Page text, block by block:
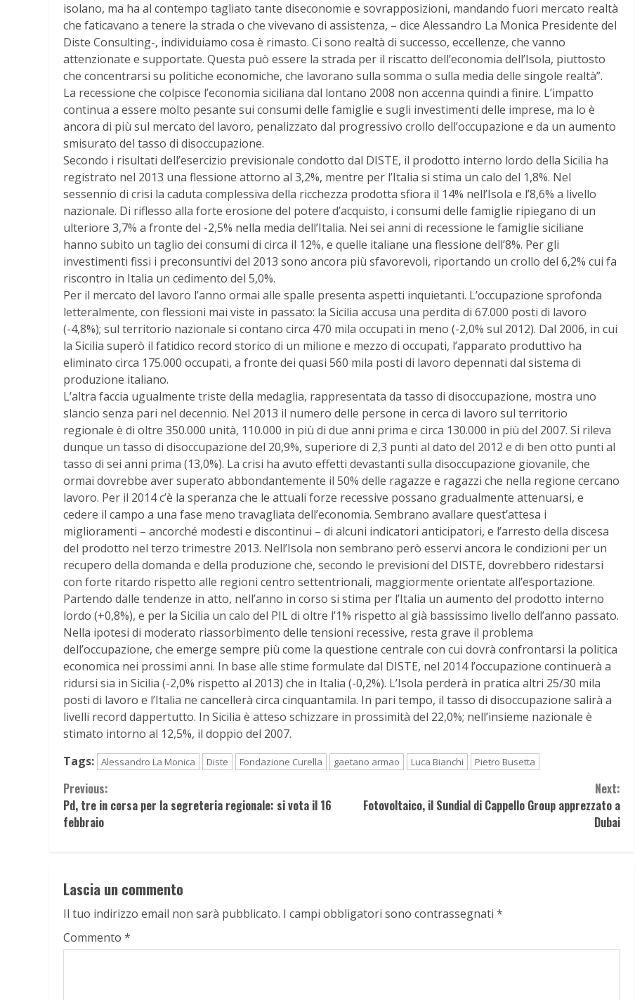
isolano, ma ha al contempo tagliato tante diseconomie e sovrapposizioni, mandando fuori mercato realtà
che faticavano a tenere la strada o che vivevano di assistenza, – dice Alessandro La Monica Presidente del
Diste Consulting-, individuiamo cosa è rimasto. Ci sono realtà di successo, eccellenze, che vanno
attenzionate e supportate. Questa può essere la strada per il riscatto dell’economia dell’Isola, piuttosto
che concentrarsi su politiche economiche, che lavorano sulla somma o sulla media delle singole realtà”.
La recessione che colpisce l’economia siciliana dal lontano 2008 non accenna quindi a finire. L’impatto
continua a essere molto pesante sui consumi delle famiglie e sugli investimenti delle imprese, ma lo è
ancora di più sul mercato del lavoro, penalizzato dal progressivo crollo dell’occupazione e da un aumento
smisurato del tasso di disoccupazione.
Secondo i risultati dell’esercizio previsionale condotto dal DISTE, il prodotto interno lordo della Sicilia ha
registrato nel 2013 una flessione attorno al 3,2%, mentre per l’Italia si stima un calo del 1,8%. Nel
sessennio di crisi la caduta complessiva della ricchezza prodotta sfiora il 14% nell’Isola e l’8,6% a livello
nazionale. Di riflesso alla forte erosione del potere d’acquisto, i consumi delle famiglie ripiegano di un
ulteriore 3,7% a fronte del -2,5% nella media dell’Italia. Nei sei anni di recessione le famiglie siciliane
hanno subito un taglio dei consumi di circa il 12%, e quelle italiane una flessione dell’8%. Per gli
investimenti fissi i preconsuntivi del 2013 sono ancora più sfavorevoli, riportando un crollo del 6,2% cui fa
riscontro in Italia un cedimento del 5,0%.
Per il mercato del lavoro l’anno ormai alle spalle presenta aspetti inquietanti. L’occupazione sprofonda
letteralmente, con flessioni mai viste in passato: la Sicilia accusa una perdita di 67.000 posti di lavoro
(-4,8%); sul territorio nazionale si contano circa 470 mila occupati in meno (-2,0% sul 2012). Dal 2006, in cui
la Sicilia superò il fatidico record storico di un milione e mezzo di occupati, l’apparato produttivo ha
eliminato circa 175.000 occupati, a fronte dei quasi 560 mila posti di lavoro depennati dal sistema di
produzione italiano.
L’altra faccia ugualmente triste della medaglia, rappresentata da tasso di disoccupazione, mostra uno
slancio senza pari nel decennio. Nel 2013 il numero delle persone in cerca di lavoro sul territorio
regionale è di oltre 350.000 unità, 110.000 in più di due anni prima e circa 130.000 in più del 2007. Si rileva
dunque un tasso di disoccupazione del 20,9%, superiore di 2,3 punti al dato del 2012 e di ben otto punti al
tasso di sei anni prima (13,0%). La crisi ha avuto effetti devastanti sulla disoccupazione giovanile, che
ormai dovrebbe aver superato abbondantemente il 50% delle ragazze e ragazzi che nella regione cercano
lavoro. Per il 2014 c’è la speranza che le attuali forze recessive possano gradualmente attenuarsi, e
cedere il campo a una fase meno travagliata dell’economia. Sembrano avallare quest’attesa i
miglioramenti – ancorché modesti e discontinui – di alcuni indicatori anticipatori, e l’arresto della discesa
del prodotto nel terzo trimestre 2013. Nell’Isola non sembrano però esservi ancora le condizioni per un
recupero della domanda e della produzione che, secondo le previsioni del DISTE, dovrebbero ridestarsi
con forte ritardo rispetto alle regioni centro settentrionali, maggiormente orientate all’esportazione.
Partendo dalle tendenze in atto, nell’anno in corso si stima per l’Italia un aumento del prodotto interno
lordo (+0,8%), e per la Sicilia un calo del PIL di oltre l’1% rispetto al già bassissimo livello dell’anno passato.
Nella ipotesi di moderato riassorbimento delle tensioni recessive, resta grave il problema
dell’occupazione, che emerge sempre più come la questione centrale con cui dovrà confrontarsi la politica
economica nei prossimi anni. In base alle stime formulate dal DISTE, nel 2014 l’occupazione continuerà a
ridursi sia in Sicilia (-2,0% rispetto al 2013) che in Italia (-0,2%). L’Isola perderà in pratica altri 25/30 mila
posti di lavoro e l’Italia ne cancellerà circa cinquantamila. In pari tempo, il tasso di disoccupazione salirà a
livelli record dappertutto. In Sicilia è atteso schizzare in prossimità del 22,0%; nell’insieme nazionale è
stimato intorno al 12,5%, il doppio del 2007.
Tags: Alessandro La Monica Diste Fondazione Curella gaetano armao Luca Bianchi Pietro Busetta
Continue
Reading
Previous:
Pd, tre in corsa per la segreteria regionale: si vota il 16
febbraio
Next:
Fotovoltaico, il Sundial di Cappello Group apprezzato a
Dubai
Lascia un commento
Il tuo indirizzo email non sarà pubblicato. I campi obbligatori sono contrassegnati *
Commento *